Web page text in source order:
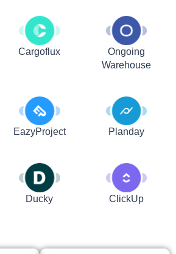
Cargoflux
Ongoing
Warehouse
EazyProject Planday
Ducky ClickUp